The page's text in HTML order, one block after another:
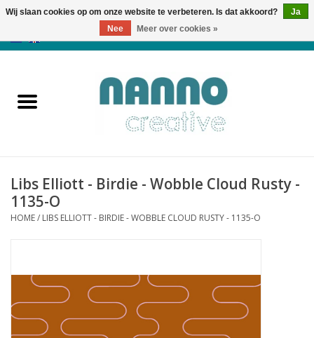
Producten
Nieuws
Herfst & Halloween
Laatste Kans
Libs Elliott - Birdie - Wobble Cloud Rusty -
1135-O
HOME/ LIBS ELLIOTT - BIRDIE - WOBBLE CLOUD RUSTY - 1135-O
Wij slaan cookies op om onze website te verbeteren. Is dat akkoord?
Ja
Nee
Meer over cookies »